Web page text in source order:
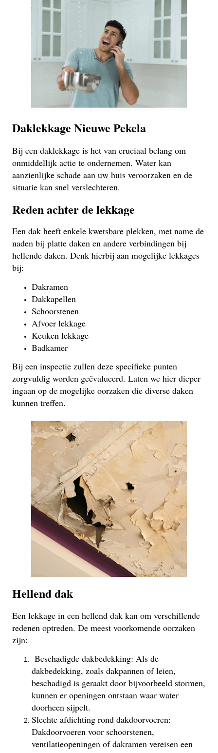
Daklekkage Nieuwe Pekela
Bij een daklekkage is het van cruciaal belang om
onmiddellijk actie te ondernemen. Water kan
aanzienlijke schade aan uw huis veroorzaken en de
situatie kan snel verslechteren.
Reden achter de lekkage
Een dak heeft enkele kwetsbare plekken, met name de
naden bij platte daken en andere verbindingen bij
hellende daken. Denk hierbij aan mogelijke lekkages
bij:
Dakramen
Dakkapellen
Schoorstenen
Afvoer lekkage
Keuken lekkage
Badkamer
Bij een inspectie zullen deze specifieke punten
zorgvuldig worden geëvalueerd. Laten we hier dieper
ingaan op de mogelijke oorzaken die diverse daken
kunnen treffen.
Hellend dak
Een lekkage in een hellend dak kan om verschillende
redenen optreden. De meest voorkomende oorzaken
zijn:
Beschadigde dakbedekking: Als de
dakbedekking, zoals dakpannen of leien,
beschadigd is geraakt door bijvoorbeeld stormen,
kunnen er openingen ontstaan waar water
doorheen sijpelt.
Slechte afdichting rond dakdoorvoeren:
Dakdoorvoeren voor schoorstenen,
ventilatieopeningen of dakramen vereisen een